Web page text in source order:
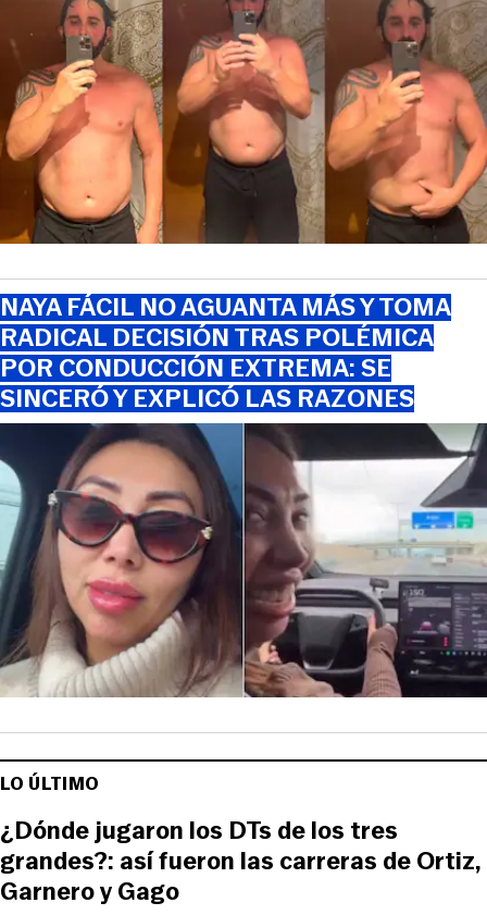
NAYA FÁCIL NO AGUANTA MÁS Y TOMA
RADICAL DECISIÓN TRAS POLÉMICA
POR CONDUCCIÓN EXTREMA: SE
SINCERÓ Y EXPLICÓ LAS RAZONES
LO ÚLTIMO
¿Dónde jugaron los DTs de los tres
grandes?: así fueron las carreras de Ortiz,
Garnero y Gago